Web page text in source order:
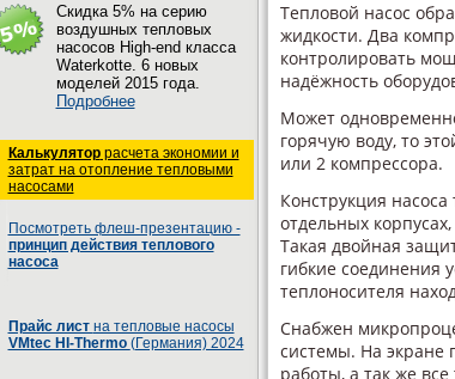
Cкидка 5% на серию
воздушных тепловых
насосов High-end класса
Waterkotte. 6 новых
моделей 2015 года.
Подробнее
Калькуляторрасчета экономии и
затрат на отопление тепловыми
насосами
Посмотреть флеш-презентацию -
принцип действия теплового
насоса
Прайс лист на тепловые насосы
VMtec HI-Thermo (Германия) 2024
Тепловой насос
жидкости. Два
контролировать
надёжность
Может
горячую воду, то
или 2 компрессора.
Конструкция
отдельных
Такая двойная
гибкие соединения
теплоносителя
Снабжен
системы. На экране
работы, а так же